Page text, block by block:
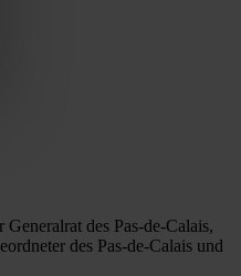
des Pas-de-Calais,
des Pas-de-Calais und